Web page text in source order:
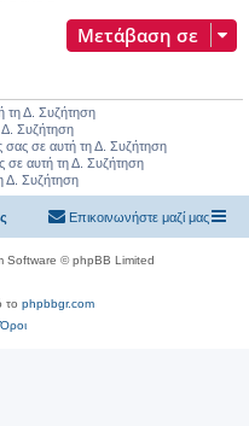
Μετάβαση σε
τη Δ. Συζήτηση
Δ. Συζήτηση
σας σε αυτή τη Δ. Συζήτηση
σε αυτή τη Δ. Συζήτηση
Δ. Συζήτηση
Επικοινωνήστε μαζί μας
Software © phpBB Limited
το phpbbgr.com
Όροι